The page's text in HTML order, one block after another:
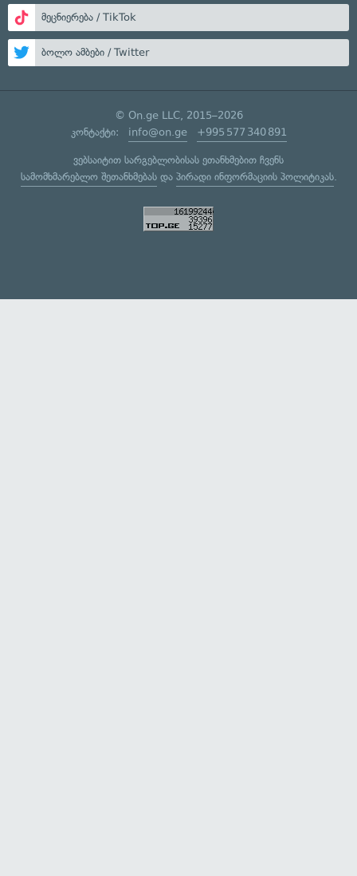
მეცნიერება / TikTok
ბოლო ამბები / Twitter
© On.ge LLC, 2015–2026
კონტაქტი: info@on.ge +995 577 340 891
ვებსაიტით სარგებლობისას ეთანხმებით ჩვენს
სამომხმარებლო შეთანხმებასდა პირადი ინფორმაციის პოლიტიკას.